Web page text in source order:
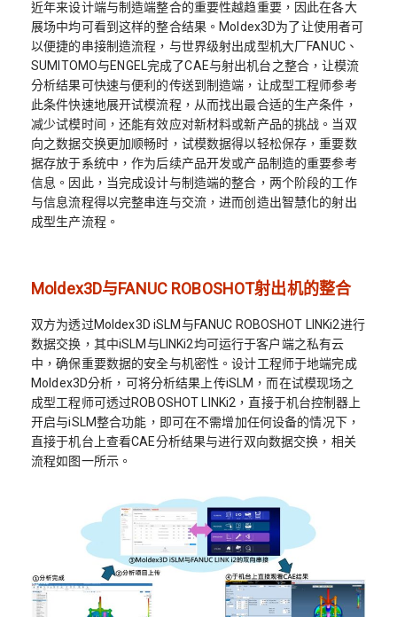
近年来设计端与制造端整合的重要性越趋重要，因此在各大
展场中均可看到这样的整合结果。Moldex3D为了让使用者可
以便捷的串接制造流程，与世界级射出成型机大厂FANUC、
SUMITOMO与ENGEL完成了CAE与射出机台之整合，让模流
分析结果可快速与便利的传送到制造端，让成型工程师参考
此条件快速地展开试模流程，从而找出最合适的生产条件，
减少试模时间，还能有效应对新材料或新产品的挑战。当双
向之数据交换更加顺畅时，试模数据得以轻松保存，重要数
据存放于系统中，作为后续产品开发或产品制造的重要参考
信息。因此，当完成设计与制造端的整合，两个阶段的工作
与信息流程得以完整串连与交流，进而创造出智慧化的射出
成型生产流程。
Moldex3D与FANUC ROBOSHOT射出机的整合
双方为透过Moldex3D iSLM与FANUC ROBOSHOT LINKi2进行
数据交换，其中iSLM与LINKi2均可运行于客户端之私有云
中，确保重要数据的安全与机密性。设计工程师于地端完成
Moldex3D分析，可将分析结果上传iSLM，而在试模现场之
成型工程师可透过ROBOSHOT LINKi2，直接于机台控制器上
开启与iSLM整合功能，即可在不需增加任何设备的情况下，
直接于机台上查看CAE分析结果与进行双向数据交换，相关
流程如图一所示。